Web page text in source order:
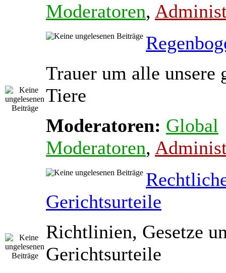
Moderatoren,
Trauer um alle unsere
Tiere
Moderatoren: Global
Moderatoren,
Gerichtsurteile
Richtlinien, Gesetze
Gerichtsurteile